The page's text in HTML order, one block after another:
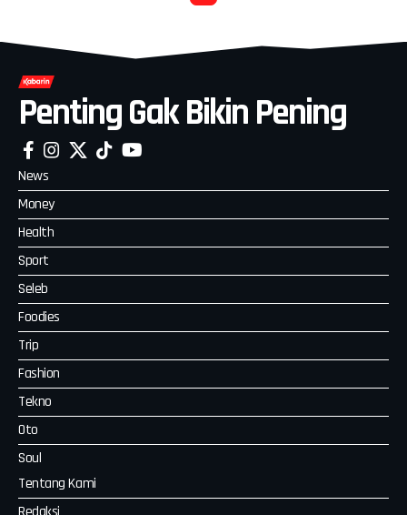
Penting Gak Bikin Pening
News
Money
Health
Sport
Seleb
Foodies
Trip
Fashion
Tekno
Oto
Soul
Tentang Kami